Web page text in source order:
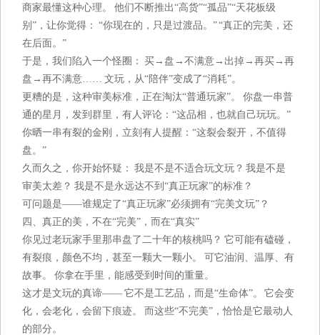
商家最懂这种心理。 他们不断推出“高货”“孤品”“天花板级
别”，让你觉得： “你现在的，只是过渡品。” “真正的完美，还
在后面。”
于是，我们陷入一个怪圈： 买→盘→不满意→出掉→再买→再
盘→再不满意…… 文玩，从“陪伴”变成了“消耗”。
更糟的是，这种审美标准，正在淘汰“普通玩家”。 你盘一串普
通的星月，发到群里，有人评论：“这品相，也就自己玩玩。”
你晒一串有裂的金刚，立刻有人提醒：“这裂会裂开，不值得
盘。”
久而久之，你开始怀疑： 我是不是不适合玩文玩？ 我是不是
审美太差？ 我是不是永远达不到“真正玩家”的标准？
可问题是——谁规定了“真正玩家”必须拥有“完美文玩”？
四、真正的美，不在“完美”，而在“真实”
你见过老玩家手里那串盘了二十年的核桃吗？ 它可能有磕碰，
有裂痕，颜色不均，甚至一颗大一颗小。 可它油润、温厚、有
故事。 你拿在手里，能感受到时间的重量。
这才是文玩的真谛—— 它不是工艺品，而是“生命体”。 它会变
化，会老化，会留下痕迹。 而这些“不完美”，恰恰是它最动人
的部分。